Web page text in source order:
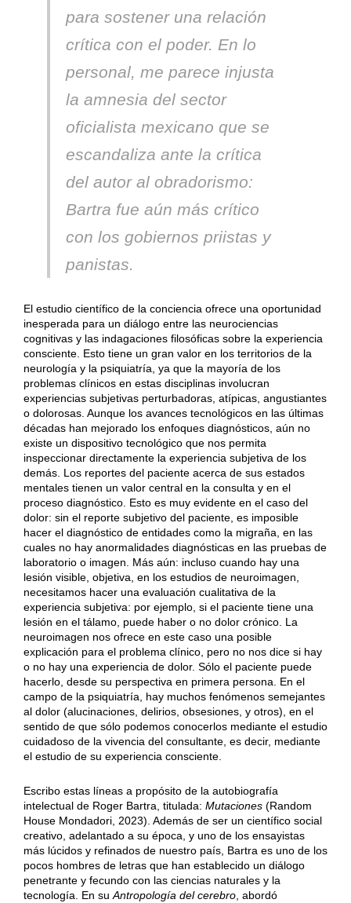
para sostener una relación
crítica con el poder. En lo
personal, me parece injusta
la amnesia del sector
oficialista mexicano que se
escandaliza ante la crítica
del autor al obradorismo:
Bartra fue aún más crítico
con los gobiernos priistas y
panistas.
El estudio científico de la conciencia ofrece una oportunidad
inesperada para un diálogo entre las neurociencias
cognitivas y las indagaciones filosóficas sobre la experiencia
consciente. Esto tiene un gran valor en los territorios de la
neurología y la psiquiatría, ya que la mayoría de los
problemas clínicos en estas disciplinas involucran
experiencias subjetivas perturbadoras, atípicas, angustiantes
o dolorosas. Aunque los avances tecnológicos en las últimas
décadas han mejorado los enfoques diagnósticos, aún no
existe un dispositivo tecnológico que nos permita
inspeccionar directamente la experiencia subjetiva de los
demás. Los reportes del paciente acerca de sus estados
mentales tienen un valor central en la consulta y en el
proceso diagnóstico. Esto es muy evidente en el caso del
dolor: sin el reporte subjetivo del paciente, es imposible
hacer el diagnóstico de entidades como la migraña, en las
cuales no hay anormalidades diagnósticas en las pruebas de
laboratorio o imagen. Más aún: incluso cuando hay una
lesión visible, objetiva, en los estudios de neuroimagen,
necesitamos hacer una evaluación cualitativa de la
experiencia subjetiva: por ejemplo, si el paciente tiene una
lesión en el tálamo, puede haber o no dolor crónico. La
neuroimagen nos ofrece en este caso una posible
explicación para el problema clínico, pero no nos dice si hay
o no hay una experiencia de dolor. Sólo el paciente puede
hacerlo, desde su perspectiva en primera persona. En el
campo de la psiquiatría, hay muchos fenómenos semejantes
al dolor (alucinaciones, delirios, obsesiones, y otros), en el
sentido de que sólo podemos conocerlos mediante el estudio
cuidadoso de la vivencia del consultante, es decir, mediante
el estudio de su experiencia consciente.
Escribo estas líneas a propósito de la autobiografía
intelectual de Roger Bartra, titulada: Mutaciones(Random
House Mondadori, 2023). Además de ser un científico social
creativo, adelantado a su época, y uno de los ensayistas
más lúcidos y refinados de nuestro país, Bartra es uno de los
pocos hombres de letras que han establecido un diálogo
penetrante y fecundo con las ciencias naturales y la
tecnología. En suAntropología del cerebro, abordó